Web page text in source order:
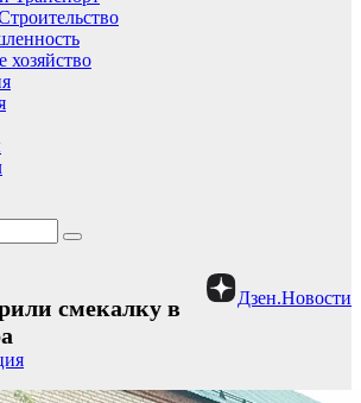
хозяйство
Дзен.Новости
смекалку в